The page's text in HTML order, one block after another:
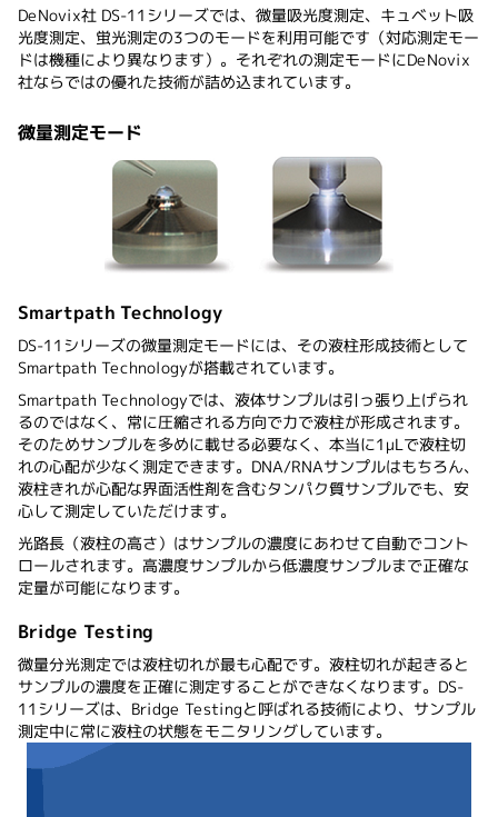
DeNovix社 DS-11シリーズでは、微量吸光度測定、キュベット吸
光度測定、蛍光測定の3つのモードを利用可能です（対応測定モー
ドは機種により異なります）。それぞれの測定モードにDeNovix
社ならではの優れた技術が詰め込まれています。
微量測定モード
Smartpath Technology
DS-11シリーズの微量測定モードには、その液柱形成技術として
Smartpath Technologyが搭載されています。
Smartpath Technologyでは、液体サンプルは引っ張り上げられ
るのではなく、常に圧縮される方向で力で液柱が形成されます。
そのためサンプルを多めに載せる必要なく、本当に1μLで液柱切
れの心配が少なく測定できます。DNA/RNAサンプルはもちろん、
液柱きれが心配な界面活性剤を含むタンパク質サンプルでも、安
心して測定していただけます。
光路長（液柱の高さ）はサンプルの濃度にあわせて自動でコント
ロールされます。高濃度サンプルから低濃度サンプルまで正確な
定量が可能になります。
Bridge Testing
微量分光測定では液柱切れが最も心配です。液柱切れが起きると
サンプルの濃度を正確に測定することができなくなります。DS-
11シリーズは、Bridge Testingと呼ばれる技術により、サンプル
測定中に常に液柱の状態をモニタリングしています。